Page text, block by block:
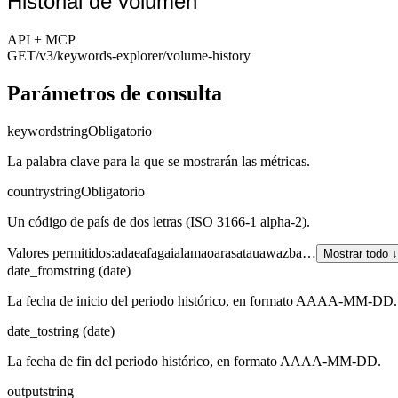
API + MCP
GET/v3/keywords-explorer/volume-history
Parámetros de consulta
keywordstringObligatorio
La palabra clave para la que se mostrarán las métricas.
countrystringObligatorio
Un código de país de dos letras (ISO 3166-1 alpha-2).
Valores permitidos:adaeafagaialamaoarasatauawazba… Mostrar todo ↓
date_fromstring (date)
La fecha de inicio del periodo histórico, en formato AAAA-MM-DD.
date_tostring (date)
La fecha de fin del periodo histórico, en formato AAAA-MM-DD.
outputstring